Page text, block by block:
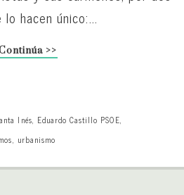
hacen único:...
>>
Inés, Eduardo Castillo PSOE,
, urbanismo